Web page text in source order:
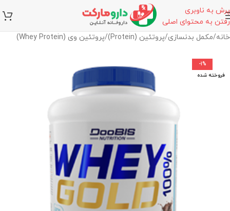
پرش به ناوبری
رفتن به محتوای اصلی
خانه/مکمل بدنسازی/پروتئین (Protein) /پروتئین وی (Whey Protein)
-1%
فروخته شده